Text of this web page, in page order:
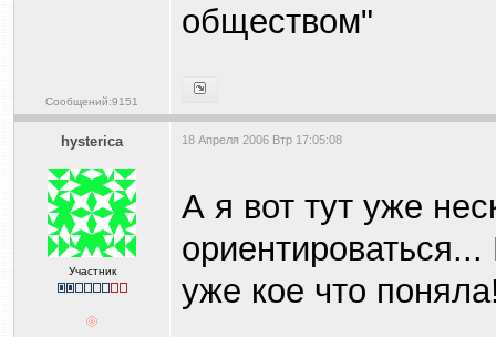
Сообщений:9151
обществом"
hysterica
Участник
18 Апреля 2006 Втр 17:05:08
А я вот тут уже
уже кое что